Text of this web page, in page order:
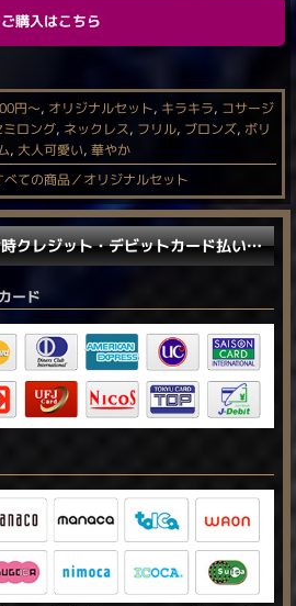
ご購入はこちら
円〜, オリジナルセット, キラキラ, コサージ
ミロング, ネックレス, フリル, ブロンズ, ボリ
, 大人可愛い, 華やか
べての商品／オリジナルセット
宅急便コレクト【お届け時クレジット・デビットカード払い／電子マネー払い】に対応しました。
ード